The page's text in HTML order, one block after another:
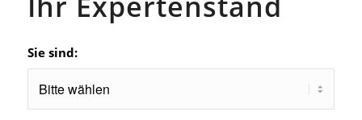
Sie sind: